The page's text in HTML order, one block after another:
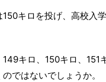
キロを投げ、高校入
149キロ、150キロ、
ではないでしょうか。